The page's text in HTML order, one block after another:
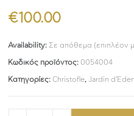
€100.00
Availability: Σε απόθεμα (επιπλέον
Κωδικός προϊόντος: 0054004
Κατηγορίες: Christofle, Jardin d'Eden